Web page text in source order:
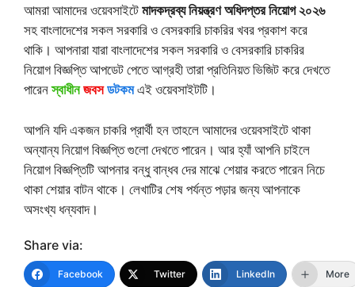
আমরা আমাদের ওয়েবসাইটেমাদকদ্রব্য নিয়ন্ত্রণ অধিদপ্তর নিয়োগ ২০২৬
সহ বাংলাদেশের সকল সরকারি ও বেসরকারি চাকরির খবর প্রকাশ করে
থাকি। আপনারা যারা বাংলাদেশের সকল সরকারি ও বেসরকারি চাকরির
নিয়োগ বিজ্ঞপ্তি আপডেট পেতে আগ্রহী তারা প্রতিনিয়ত ভিজিট করে দেখতে
পারেনস্বাধীনজবসডটকমএই ওয়েবসাইটটি।
আপনি যদি একজন চাকরি প্রার্থী হন তাহলে আমাদের ওয়েবসাইটে থাকা
অন্যান্য নিয়োগ বিজ্ঞপ্তি গুলো দেখতে পারেন। আর হ্যাঁ আপনি চাইলে
নিয়োগ বিজ্ঞপ্তিটি আপনার বন্ধু বান্ধব দের মাঝে শেয়ার করতে পারেন নিচে
থাকা শেয়ার বাটন থাকে। লেখাটির শেষ পর্যন্ত পড়ার জন্য আপনাকে
অসংখ্য ধন্যবাদ।
Share via:
Facebook Twitter LinkedIn More